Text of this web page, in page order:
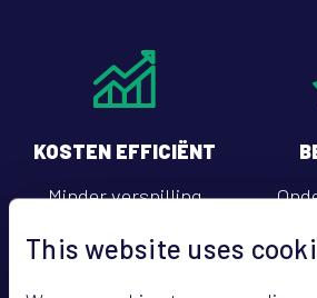
This website uses
KOSTEN EFFICIËNT
Minder verspilling
vulproces